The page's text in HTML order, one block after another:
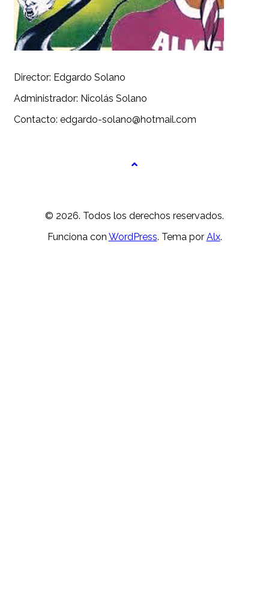
Director: Edgardo Solano
Administrador: Nicolás Solano
Contacto: edgardo-solano@hotmail.com
© 2026. Todos los derechos reservados.
Funciona con WordPress. Tema por Alx.